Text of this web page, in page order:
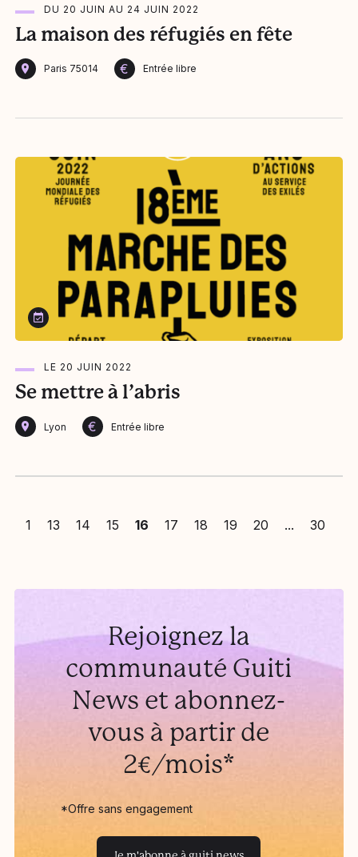
DU 20 JUIN AU 24 JUIN 2022
La maison des réfugiés en fête
Paris 75014 € Entrée libre
LE 20 JUIN 2022
Se mettre à l’abris
Lyon € Entrée libre
1 13 14 15 16 17 18 19 20 30
Rejoignez la
communauté Guiti
News et abonnez-
vous à partir de
2€/mois*
*Offre sans engagement